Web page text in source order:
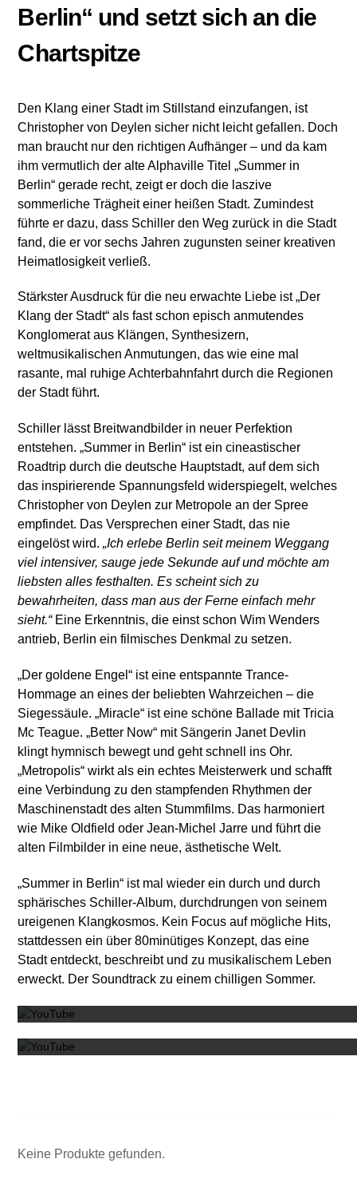
Berlin“ und setzt sich an die
Chartspitze
Den Klang einer Stadt im Stillstand einzufangen, ist
Christopher von Deylen sicher nicht leicht gefallen. Doch
man braucht nur den richtigen Aufhänger – und da kam
ihm vermutlich der alte Alphaville Titel „Summer in
Berlin“ gerade recht, zeigt er doch die laszive
sommerliche Trägheit einer heißen Stadt. Zumindest
führte er dazu, dass Schiller den Weg zurück in die Stadt
fand, die er vor sechs Jahren zugunsten seiner kreativen
Heimatlosigkeit verließ.
Stärkster Ausdruck für die neu erwachte Liebe ist „Der
Klang der Stadt“ als fast schon episch anmutendes
Konglomerat aus Klängen, Synthesizern,
weltmusikalischen Anmutungen, das wie eine mal
rasante, mal ruhige Achterbahnfahrt durch die Regionen
der Stadt führt.
Schiller lässt Breitwandbilder in neuer Perfektion
entstehen. „Summer in Berlin“ ist ein cineastischer
Roadtrip durch die deutsche Hauptstadt, auf dem sich
das inspirierende Spannungsfeld widerspiegelt, welches
Christopher von Deylen zur Metropole an der Spree
empfindet. Das Versprechen einer Stadt, das nie
eingelöst wird.„Ich erlebe Berlin seit meinem Weggang
viel intensiver, sauge jede Sekunde auf und möchte am
liebsten alles festhalten. Es scheint sich zu
bewahrheiten, dass man aus der Ferne einfach mehr
sieht.“Eine Erkenntnis, die einst schon Wim Wenders
antrieb, Berlin ein filmisches Denkmal zu setzen.
„Der goldene Engel“ ist eine entspannte Trance-
Hommage an eines der beliebten Wahrzeichen – die
Siegessäule. „Miracle“ ist eine schöne Ballade mit Tricia
Mc Teague. „Better Now“ mit Sängerin Janet Devlin
klingt hymnisch bewegt und geht schnell ins Ohr.
„Metropolis“ wirkt als ein echtes Meisterwerk und schafft
eine Verbindung zu den stampfenden Rhythmen der
Maschinenstadt des alten Stummfilms. Das harmoniert
wie Mike Oldfield oder Jean-Michel Jarre und führt die
alten Filmbilder in eine neue, ästhetische Welt.
„Summer in Berlin“ ist mal wieder ein durch und durch
sphärisches Schiller-Album, durchdrungen von seinem
ureigenen Klangkosmos. Kein Focus auf mögliche Hits,
stattdessen ein über 80minütiges Konzept, das eine
Stadt entdeckt, beschreibt und zu musikalischem Leben
erweckt. Der Soundtrack zu einem chilligen Sommer.
Mit
Keine Produkte gefunden.